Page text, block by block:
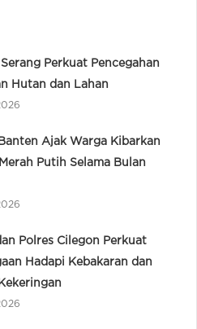
Perkuat Pencegahan
Hutan dan Lahan
Ajak Warga Kibarkan
Putih Selama Bulan
Polres Cilegon Perkuat
Hadapi Kebakaran dan